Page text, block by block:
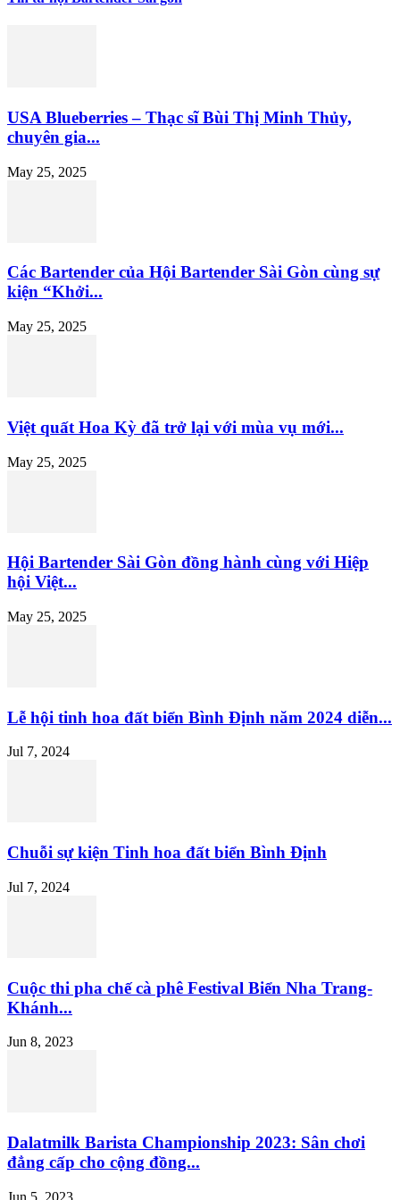
USA Blueberries – Thạc sĩ Bùi Thị Minh Thủy,
chuyên gia...
May 25, 2025
Các Bartender của Hội Bartender Sài Gòn cùng sự
kiện “Khởi...
May 25, 2025
Việt quất Hoa Kỳ đã trở lại với mùa vụ mới...
May 25, 2025
Hội Bartender Sài Gòn đồng hành cùng với Hiệp
hội Việt...
May 25, 2025
Lễ hội tinh hoa đất biển Bình Định năm 2024 diễn...
Jul 7, 2024
Chuỗi sự kiện Tinh hoa đất biển Bình Định
Jul 7, 2024
Cuộc thi pha chế cà phê Festival Biển Nha Trang-
Khánh...
Jun 8, 2023
Dalatmilk Barista Championship 2023: Sân chơi
đẳng cấp cho cộng đồng...
Jun 5, 2023